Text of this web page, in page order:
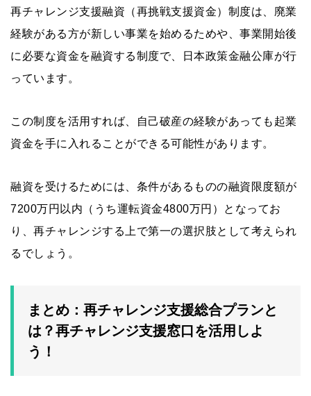
再チャレンジ支援融資（再挑戦支援資金）制度は、廃業
経験がある方が新しい事業を始めるためや、事業開始後
に必要な資金を融資する制度で、日本政策金融公庫が行
っています。
この制度を活用すれば、自己破産の経験があっても起業
資金を手に入れることができる可能性があります。
融資を受けるためには、条件があるものの融資限度額が
7200万円以内（うち運転資金4800万円）となってお
り、再チャレンジする上で第一の選択肢として考えられ
るでしょう。
まとめ：再チャレンジ支援総合プランと
は？再チャレンジ支援窓口を活用しよ
う！